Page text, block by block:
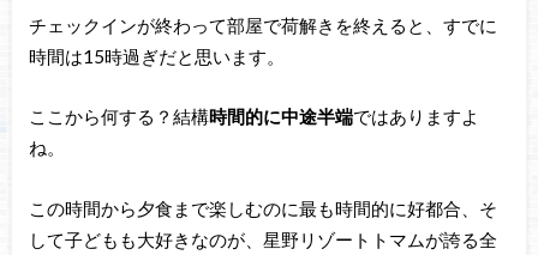
チェックインが終わって部屋で荷解きを終えると、すでに
時間は15時過ぎだと思います。
ここから何する？結構時間的に中途半端ではありますよ
ね。
この時間から夕食まで楽しむのに最も時間的に好都合、そ
して子どもも大好きなのが、星野リゾートトマムが誇る全